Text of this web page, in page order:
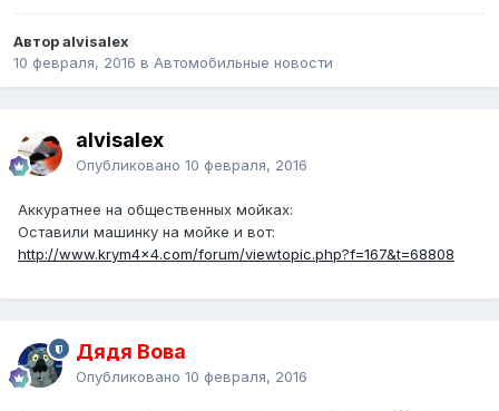
Автор alvisalex
10 февраля, 2016 в Автомобильные новости
alvisalex
Опубликовано 10 февраля, 2016
Аккуратнее на общественных мойках:
Оставили машинку на мойке и вот:
http://www.krym4x4.com/forum/viewtopic.php?f=167&t=68808
Дядя Вова
Опубликовано 10 февраля, 2016